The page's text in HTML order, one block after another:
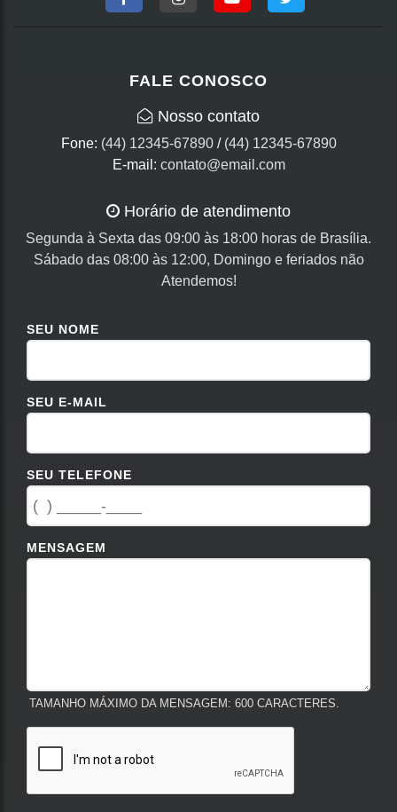
FALE CONOSCO
Nosso contato
Fone: (44) 12345-67890/ (44) 12345-67890
E-mail: contato@email.com
Horário de atendimento
Segunda à Sexta das 09:00 às 18:00 horas de Brasília.
Sábado das 08:00 às 12:00, Domingo e feriados não
Atendemos!
SEU NOME
SEU E-MAIL
SEU TELEFONE
MENSAGEM
TAMANHO MÁXIMO DA MENSAGEM: 600 CARACTERES.